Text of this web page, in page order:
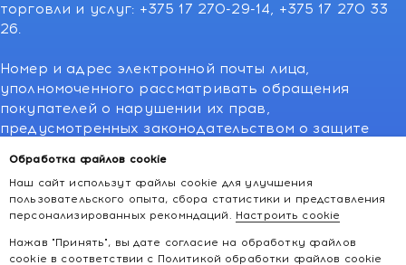
Обработка файлов cookie
Наш сайт использут файлы cookie для улучшения
пользовательского опыта, сбора статистики и представления
персонализированных рекомндаций. Настроить cookie
Нажав "Принять", вы дате согласие на обработку файлов
cookie в соответствии с Политикой обработки файлов cookie
торговли и услуг: +375 17 270-29-14, +375 17 270 33
26.
Номер и адрес электронной почты лица,
уполномоченного рассматривать обращения
покупателей о нарушении их прав,
предусмотренных законодательством о защите
операторов), info@kakvapteke.by